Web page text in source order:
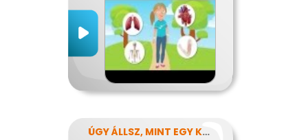
ÚGY ÁLLSZ, MINT EGY KÉRDŐJEL